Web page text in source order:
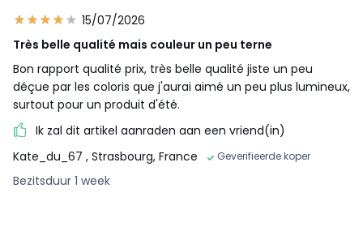
15/07/2026
Très belle qualité mais couleur un peu terne
Bon rapport qualité prix, très belle qualité jiste un peu
déçue par les coloris que j'aurai aimé un peu plus lumineux,
surtout pour un produit d'été.
Ik zal dit artikel aanraden aan een vriend(in)
Kate_du_67 , Strasbourg, France Geverifieerde koper
Bezitsduur 1 week